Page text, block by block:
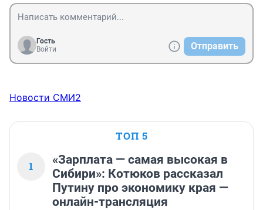
Гость
Войти
Отправить
Новости СМИ2
ТОП 5
1
«Зарплата — самая высокая в
Сибири»: Котюков рассказал
Путину про экономику края —
онлайн-трансляция